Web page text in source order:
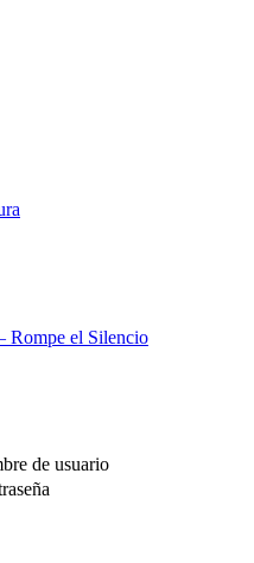
Rompe el Silencio
de usuario